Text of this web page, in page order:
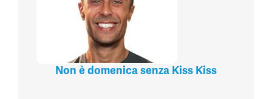
Non è domenica senza Kiss Kiss